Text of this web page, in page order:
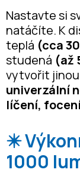
Nastavte si
natáčíte. K
teplá (cca
studená (až
vytvořit
univerzální
líčení,
✴️
1000